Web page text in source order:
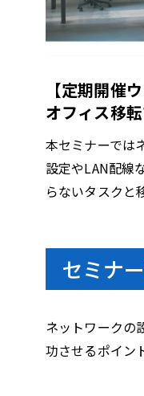
【定期開催
オフィス移
本セミナーでは
設定やLAN配線
らないタスクと
セミナ
ネットワークの
功させるポイン